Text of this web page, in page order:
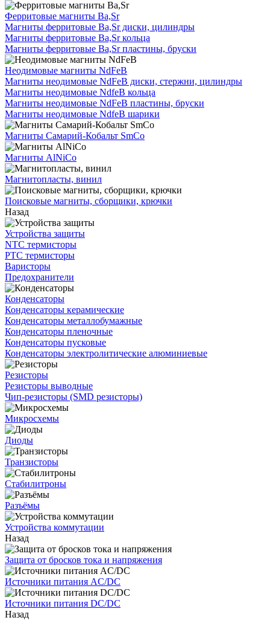
Ферритовые магниты Ba,Sr
Магниты ферритовые Ba,Sr диски, цилиндры
Магниты ферритовые Ba,Sr кольца
Магниты ферритовые Ba,Sr пластины, бруски
Неодимовые магниты NdFeB
Магниты неодимовые NdFeB диски, стержни, цилиндры
Магниты неодимовые NdfeB кольца
Магниты неодимовые NdFeB пластины, бруски
Магниты неодимовые NdfeB шарики
Магниты Самарий-Кобальт SmCo
Магниты AlNiCo
Магнитопласты, винил
Поисковые магниты, сборщики, крючки
Назад
Устройства защиты
NTC термисторы
PTC термисторы
Варисторы
Предохранители
Конденсаторы
Конденсаторы керамические
Конденсаторы металлобумажные
Конденсаторы пленочные
Конденсаторы пусковые
Конденсаторы электролитические алюминиевые
Резисторы
Резисторы выводные
Чип-резисторы (SMD резисторы)
Микросхемы
Диоды
Транзисторы
Стабилитроны
Разъёмы
Устройства коммутации
Назад
Защита от бросков тока и напряжения
Источники питания AC/DC
Источники питания DC/DC
Назад